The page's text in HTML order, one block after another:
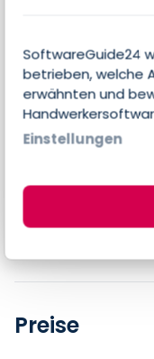
SoftwareGuide24
betrieben, welche
erwähnten und
Einstellungen
Features
Kalkulation
Stammdaten
Preise